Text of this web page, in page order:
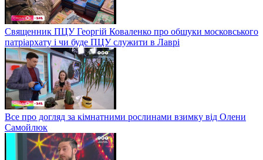
Священник ПЦУ Георгій Коваленко про обшуки московського
патріархату і чи буде ПЦУ служити в Лаврі
Все про догляд за кімнатними рослинами взимку від Олени
Самойлюк